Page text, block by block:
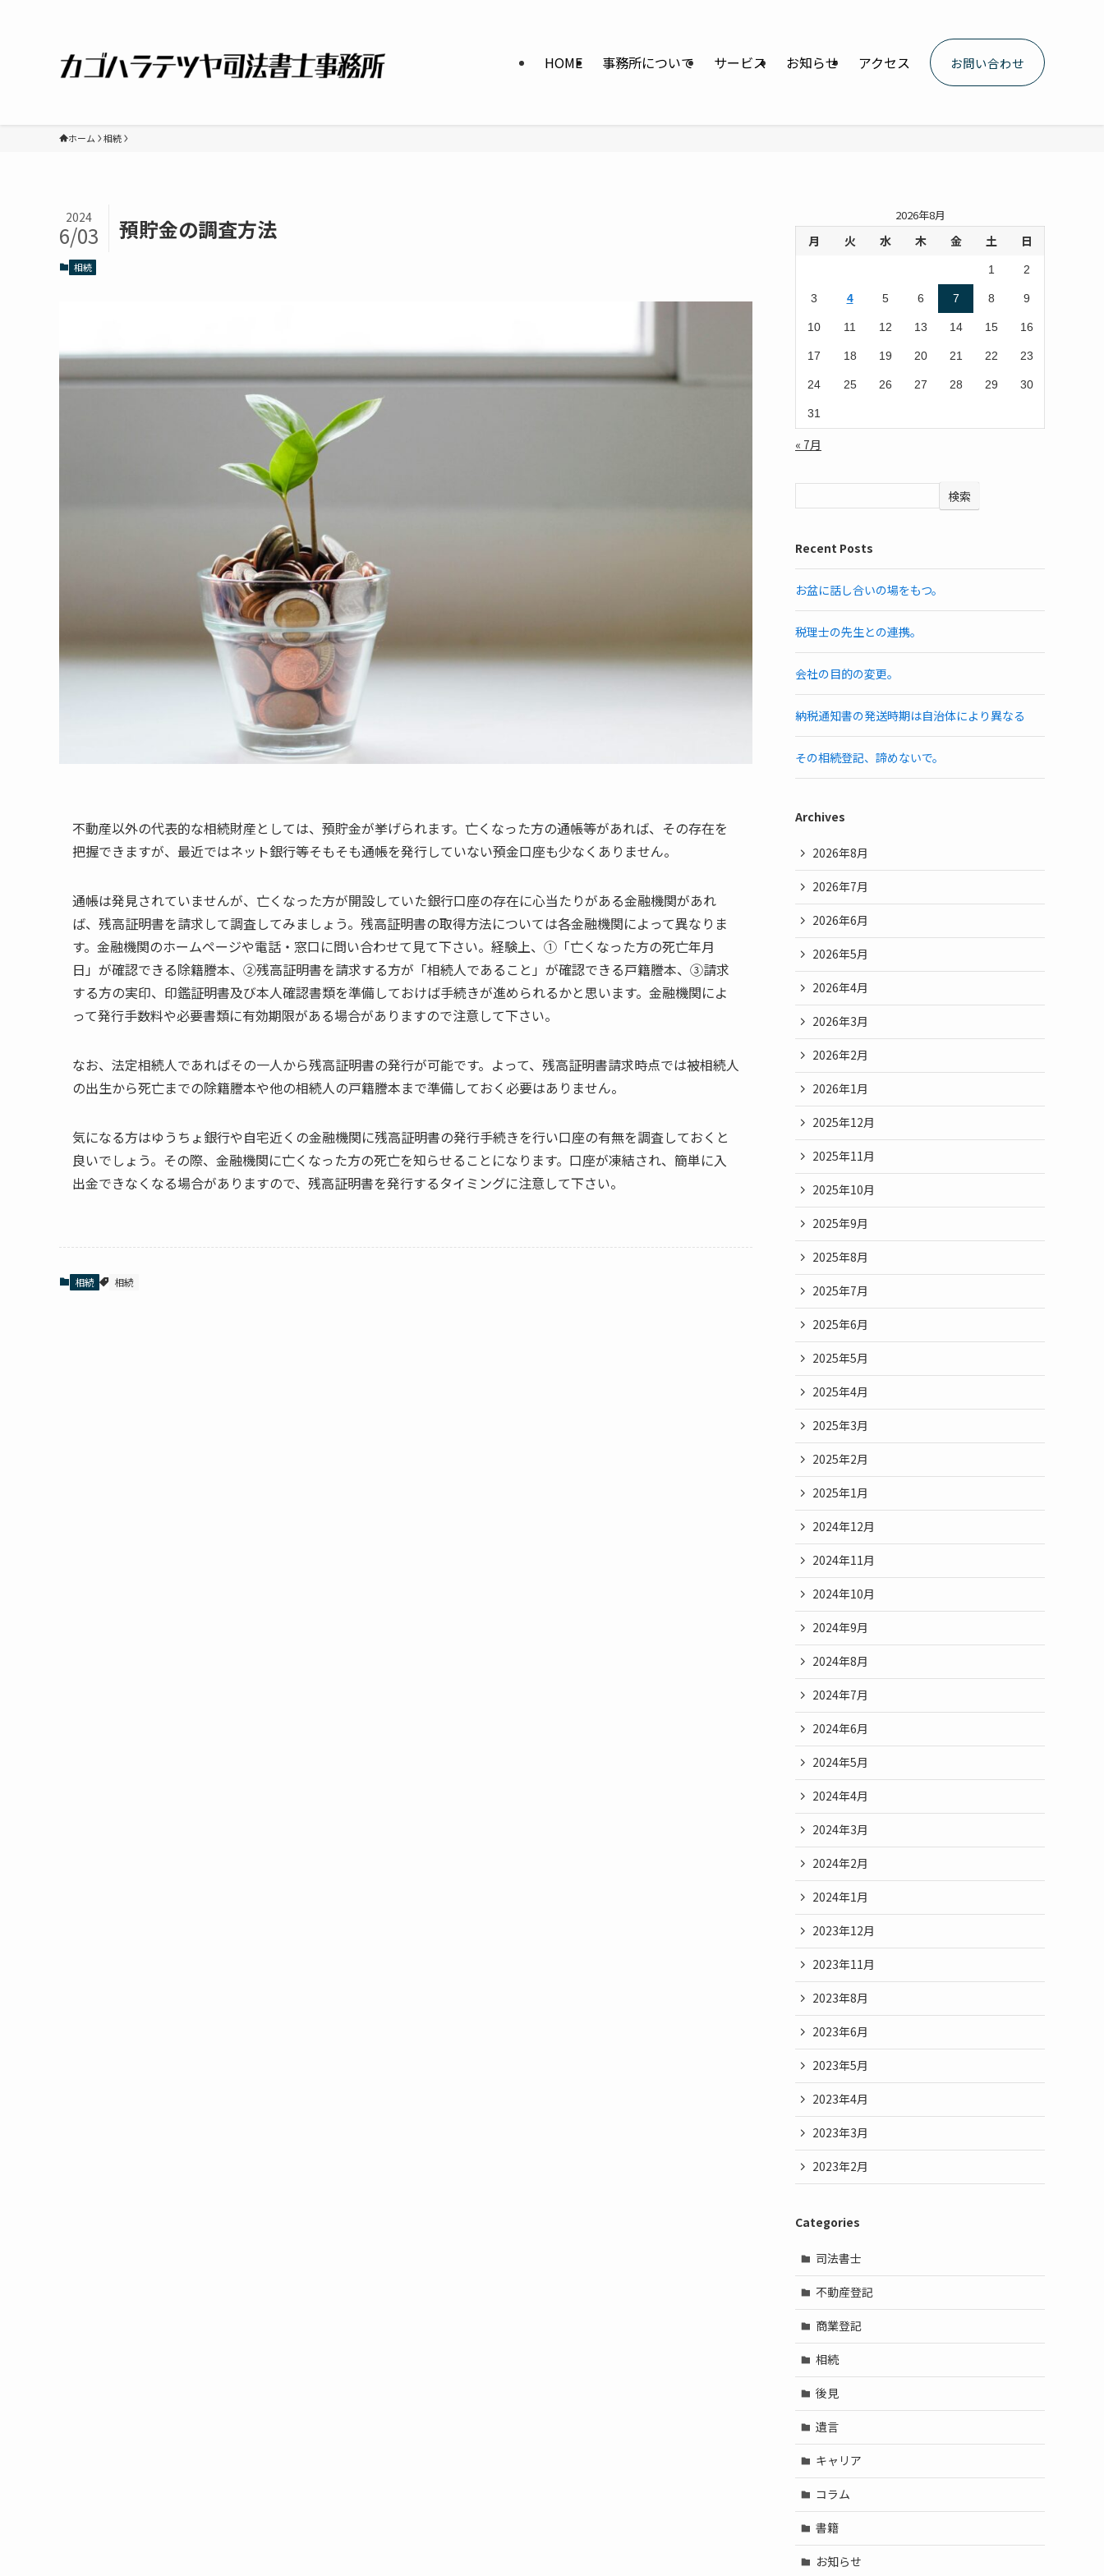
HOME 事務所について サービス お知らせ アクセス お問い合わせ
ホーム 相続
預貯金の調査方法
2024
6/03
相続
不動産以外の代表的な相続財産としては、預貯金が挙げられます。亡くなった方の通帳等があれば、その存在を
把握できますが、最近ではネット銀行等そもそも通帳を発行していない預金口座も少なくありません。
通帳は発見されていませんが、亡くなった方が開設していた銀行口座の存在に心当たりがある金融機関があれ
ば、残高証明書を請求して調査してみましょう。残高証明書の取得方法については各金融機関によって異なりま
す。金融機関のホームページや電話・窓口に問い合わせて見て下さい。経験上、①「亡くなった方の死亡年月
日」が確認できる除籍謄本、②残高証明書を請求する方が「相続人であること」が確認できる戸籍謄本、③請求
する方の実印、印鑑証明書及び本人確認書類を準備しておけば手続きが進められるかと思います。金融機関によ
って発行手数料や必要書類に有効期限がある場合がありますので注意して下さい。
なお、法定相続人であればその一人から残高証明書の発行が可能です。よって、残高証明書請求時点では被相続人
の出生から死亡までの除籍謄本や他の相続人の戸籍謄本まで準備しておく必要はありません。
気になる方はゆうちょ銀行や自宅近くの金融機関に残高証明書の発行手続きを行い口座の有無を調査しておくと
良いでしょう。その際、金融機関に亡くなった方の死亡を知らせることになります。口座が凍結され、簡単に入
出金できなくなる場合がありますので、残高証明書を発行するタイミングに注意して下さい。
相続 相続
2026年8月
月 火 水 木 金 土 日
1 2
3 4 5 6 7 8 9
10 11 12 13 14 15 16
17 18 19 20 21 22 23
24 25 26 27 28 29 30
31
« 7月
検索
Recent Posts
お盆に話し合いの場をもつ。
税理士の先生との連携。
会社の目的の変更。
納税通知書の発送時期は自治体により異なる
その相続登記、諦めないで。
Archives
2026年8月
2026年7月
2026年6月
2026年5月
2026年4月
2026年3月
2026年2月
2026年1月
2025年12月
2025年11月
2025年10月
2025年9月
2025年8月
2025年7月
2025年6月
2025年5月
2025年4月
2025年3月
2025年2月
2025年1月
2024年12月
2024年11月
2024年10月
2024年9月
2024年8月
2024年7月
2024年6月
2024年5月
2024年4月
2024年3月
2024年2月
2024年1月
2023年12月
2023年11月
2023年8月
2023年6月
2023年5月
2023年4月
2023年3月
2023年2月
Categories
司法書士
不動産登記
商業登記
相続
後見
遺言
キャリア
コラム
書籍
お知らせ